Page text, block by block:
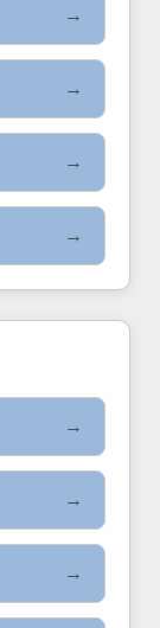
→
→
→
→
→
→
→